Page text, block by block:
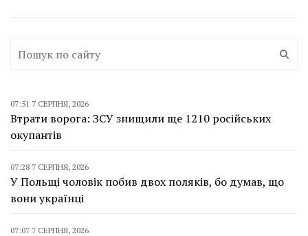
07:51 7 СЕРПНЯ, 2026
Втрати ворога: ЗСУ знищили ще 1210 російських
окупантів
07:28 7 СЕРПНЯ, 2026
У Польщі чоловік побив двох поляків, бо думав, що
вони українці
07:07 7 СЕРПНЯ, 2026